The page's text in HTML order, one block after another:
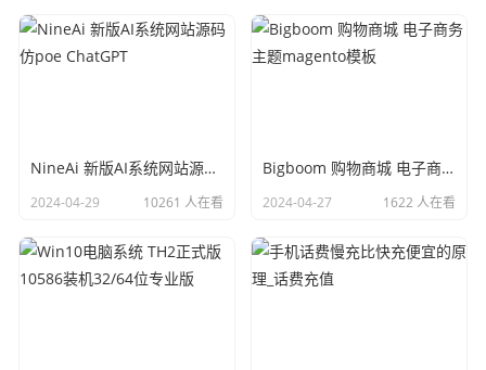
NineAi 新版AI系统网站源码 仿poe ChatGPT
2024-04-29 10261 人在看
Bigboom 购物商城 电子商务主题magento模板
2024-04-27 1622 人在看